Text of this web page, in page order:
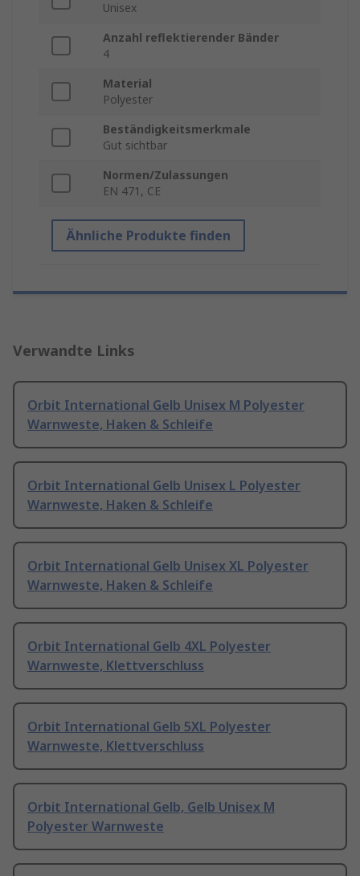
Unisex
Anzahl reflektierender Bänder
4
Material
Polyester
Beständigkeitsmerkmale
Gut sichtbar
Normen/Zulassungen
EN 471, CE
Ähnliche Produkte finden
Verwandte Links
Orbit International Gelb Unisex M Polyester
Warnweste, Haken & Schleife
Orbit International Gelb Unisex L Polyester
Warnweste, Haken & Schleife
Orbit International Gelb Unisex XL Polyester
Warnweste, Haken & Schleife
Orbit International Gelb 4XL Polyester
Warnweste, Klettverschluss
Orbit International Gelb 5XL Polyester
Warnweste, Klettverschluss
Orbit International Gelb, Gelb Unisex M
Polyester Warnweste